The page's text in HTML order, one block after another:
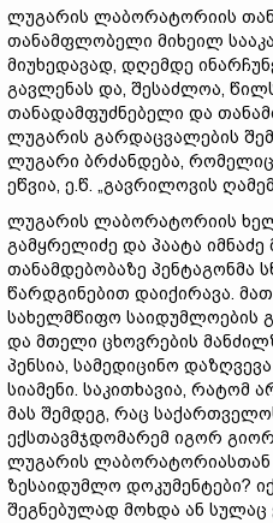
ლუგარის ლაბორატორიის
თანამფლობელი მიხეილ
მიუხედავად, დღემდე
გავლენას და, შესაძლოა,
თანადამფუძნებელი და
ლუგარის გარდაცვალების
ლუგარი ბრძანდება,
ეწვია, ე.წ. „გავრილოვის
ლუგარის ლაბორატორიის
გამყრელიძე და პაატა
თანამდებობაზე პენტაგონმა
წარდგინებით დაიქირავა.
სახელმწიფო საიდუმლოების
და მთელი ცხოვრების
პენსია, სამედიცინო
სიამენი. საკითხავია, რატომ
მას შემდეგ, რაც
ექსთავმჯდომარემ იგორ
ლუგარის ლაბორატორიასთან
ზესაიდუმლო დოკუმენტები?
შეგნებულად მოხდა ან სულაც